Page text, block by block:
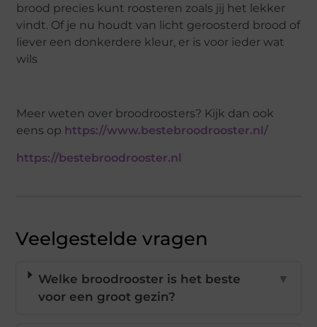
brood precies kunt roosteren zoals jij het lekker
vindt. Of je nu houdt van licht geroosterd brood of
liever een donkerdere kleur, er is voor ieder wat
wils
Meer weten over broodroosters? Kijk dan ook
eens op https://www.bestebroodrooster.nl/
https://bestebroodrooster.nl
Veelgestelde vragen
Welke broodrooster is het beste
voor een groot gezin?
▼